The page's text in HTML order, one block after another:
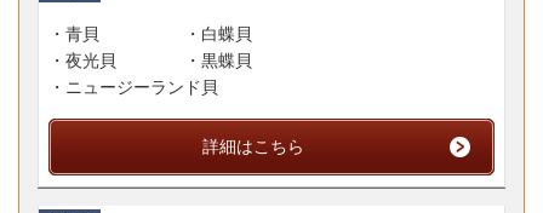
・青貝 ・白蝶貝
・夜光貝 ・黒蝶貝
・ニュージーランド貝
詳細はこちら